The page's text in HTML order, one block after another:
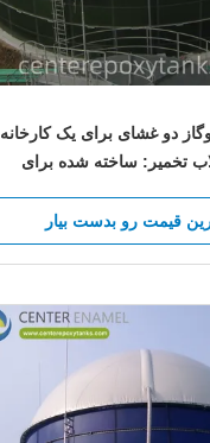
دو غشای برای یک کارخانه
تخمیر: ساخته شده برای
قیمت رو بدست بیار